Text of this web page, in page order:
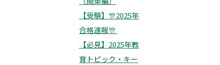
【受験】🎊2025年
合格速報🎊
【必見】2025年教
育トピック・キー